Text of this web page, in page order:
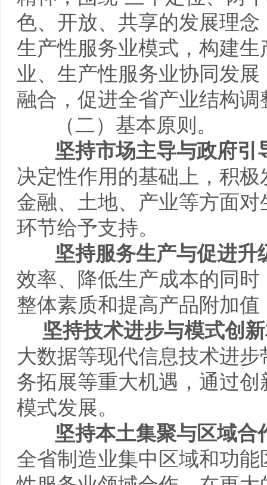
色、开放、共享的发展理
生产性服务业模式，构建
业、生产性服务业协同发
融合，促进全省产业结构调
（二）基本原则。
坚持市场主导与政府引
决定性作用的基础上，积
金融、土地、产业等方面
环节给予支持。
坚持服务生产与促进升
效率、降低生产成本的同
整体素质和提高产品附加
坚持技术进步与模式创
大数据等现代信息技术进
务拓展等重大机遇，通过
模式发展。
坚持本土集聚与区域合
全省制造业集中区域和功